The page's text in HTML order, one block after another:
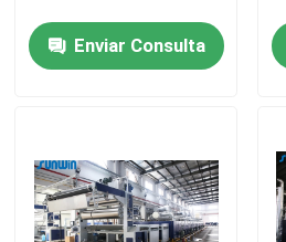
Contactos
máquina del stenter de la
Enviar Consulta